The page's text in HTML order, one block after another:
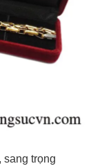
trọng